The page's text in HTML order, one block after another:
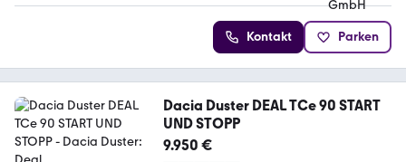
Kontakt Parken
Dacia Duster DEAL TCe 90 START
UND STOPP
9.950 €